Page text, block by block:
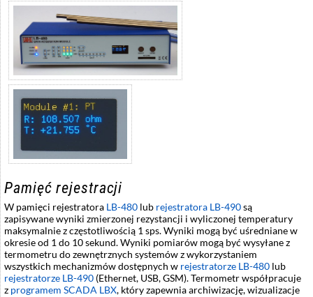
Pamięć rejestracji
W pamięci rejestratora LB-480 lub rejestratora LB-490są
zapisywane wyniki zmierzonej rezystancji i wyliczonej temperatury
maksymalnie z częstotliwością 1 sps. Wyniki mogą być uśredniane w
okresie od 1 do 10 sekund. Wyniki pomiarów mogą być wysyłane z
termometru do zewnętrznych systemów z wykorzystaniem
wszystkich mechanizmów dostępnych w rejestratorze LB-480 lub
rejestratorze LB-490 (Ethernet, USB, GSM). Termometr współpracuje
z programem SCADA LBX, który zapewnia archiwizację, wizualizacje